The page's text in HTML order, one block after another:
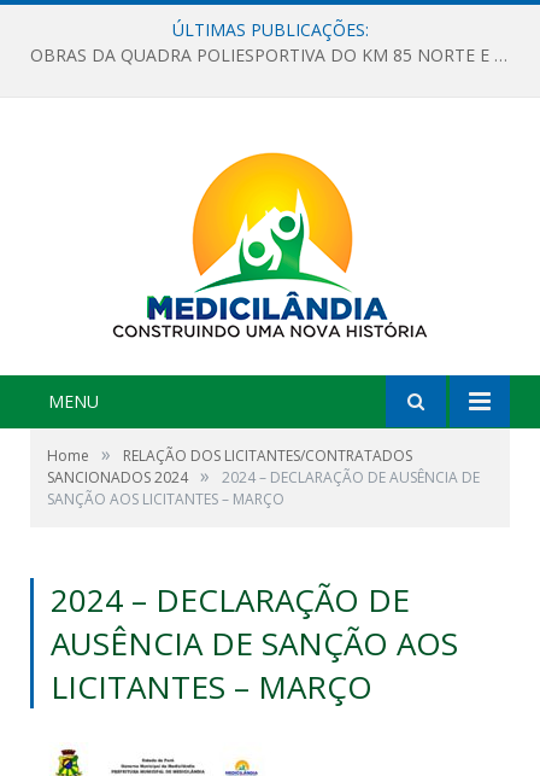
ÚLTIMAS PUBLICAÇÕES:
OBRAS DA QUADRA POLIESPORTIVA DO KM 85 NORTE E DA ESCOLA GASPAR VIANA AVANÇAM
MENU
Home »
RELAÇÃO DOS LICITANTES/CONTRATADOS
SANCIONADOS 2024 »
2024 – DECLARAÇÃO DE AUSÊNCIA DE
SANÇÃO AOS LICITANTES – MARÇO
2024 – DECLARAÇÃO DE
AUSÊNCIA DE SANÇÃO AOS
LICITANTES – MARÇO